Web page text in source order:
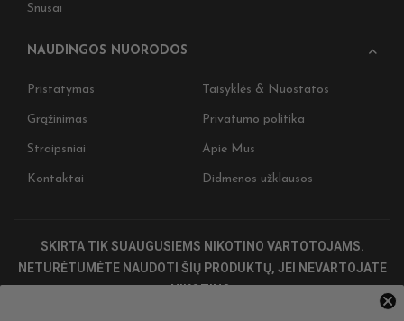
Snusai
NAUDINGOS NUORODOS
Pristatymas Taisyklės & Nuostatos
Grąžinimas Privatumo politika
Straipsniai Apie Mus
Kontaktai Didmenos užklausos
SKIRTA TIK SUAUGUSIEMS NIKOTINO VARTOTOJAMS.
NETURĖTUMĖTE NAUDOTI ŠIŲ PRODUKTŲ, JEI NEVARTOJATE
NIKOTINO.